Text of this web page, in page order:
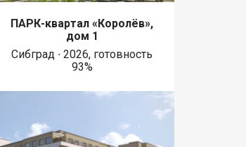
ПАРК-квартал «Королёв»,
дом 1
Сибград ∙ 2026, готовность
93%